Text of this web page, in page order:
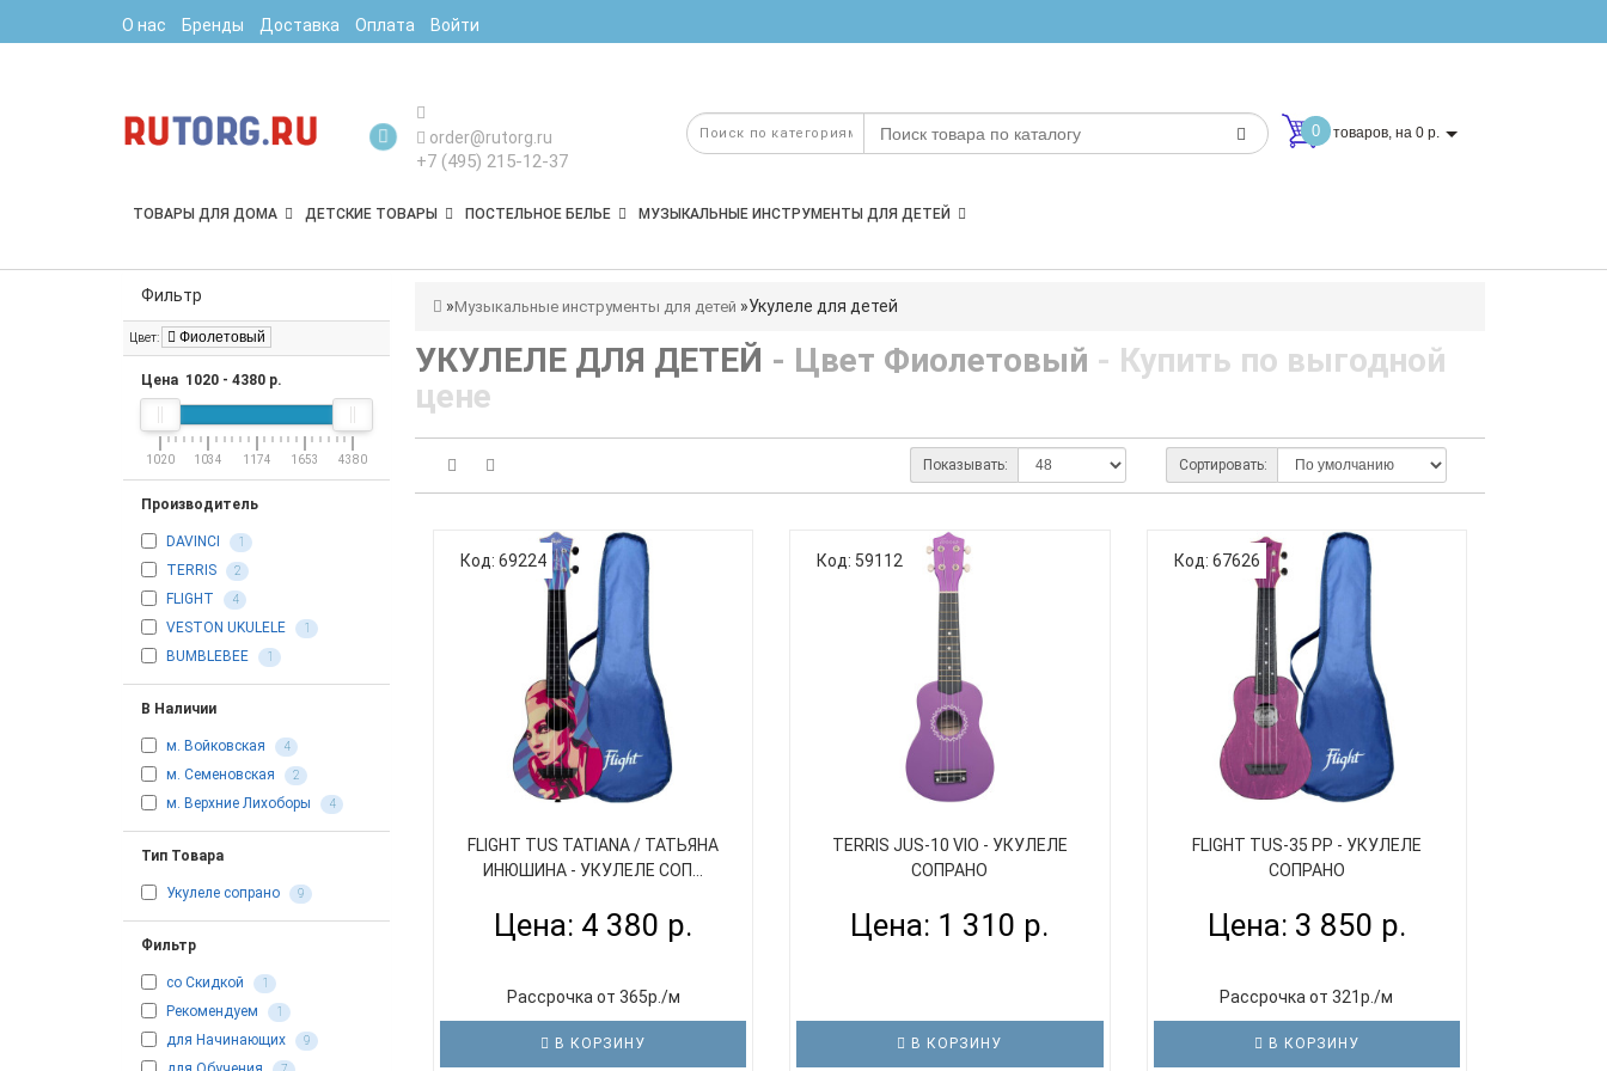
О нас Бренды Доставка Оплата Войти
order@rutorg.ru
+7 (495) 215-12-37
0 товаров, на 0 р.
ТОВАРЫ ДЛЯ ДОМА ДЕТСКИЕ ТОВАРЫ ПОСТЕЛЬНОЕ БЕЛЬЕ МУЗЫКАЛЬНЫЕ ИНСТРУМЕНТЫ ДЛЯ ДЕТЕЙ
Фильтр
Цвет: Фиолетовый
Цена 1020 - 4380 р.
1020 1034 1174 1653 4380
Производитель
DAVINCI 1
TERRIS 2
FLIGHT 4
VESTON UKULELE 1
BUMBLEBEE 1
В Наличии
м. Войковская 4
м. Семеновская 2
м. Верхние Лихоборы 4
Тип Товара
Укулеле сопрано 9
Фильтр
со Скидкой 1
Рекомендуем 1
для Начинающих 9
Музыкальные инструменты для детей Укулеле для детей
УКУЛЕЛЕ ДЛЯ ДЕТЕЙ - Цвет Фиолетовый - Купить по выгодной
цене
Сортировать:
Показывать:
Код: 69224
FLIGHT TUS TATIANA / ТАТЬЯНА
ИНЮШИНА - УКУЛЕЛЕ СОП...
Цена: 4 380 р.
Рассрочка от 365р./м
В КОРЗИНУ
Код: 59112
TERRIS JUS-10 VIO - УКУЛЕЛЕ
СОПРАНО
Цена: 1 310 р.
В КОРЗИНУ
Код: 67626
FLIGHT TUS-35 PP - УКУЛЕЛЕ
СОПРАНО
Цена: 3 850 р.
Рассрочка от 321р./м
В КОРЗИНУ